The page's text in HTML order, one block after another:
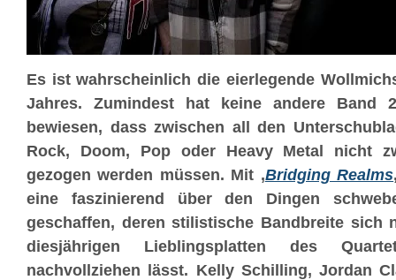
Es ist wahrscheinlich die eierlegende
Jahres. Zumindest hat keine andere Band
bewiesen, dass zwischen all den
Rock, Doom, Pop oder Heavy Metal nicht
gezogen werden müssen. Mit ‚Bridging Realms
eine faszinierend über den Dingen
geschaffen, deren stilistische Bandbreite sich
diesjährigen Lieblingsplatten des
nachvollziehen lässt. Kelly Schilling, Jordan